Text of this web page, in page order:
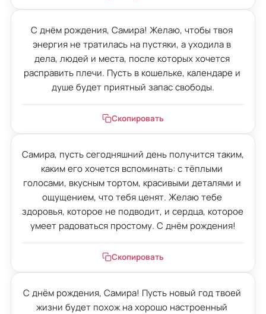
С днём рождения, Самира! Желаю, чтобы твоя
энергия не тратилась на пустяки, а уходила в
дела, людей и места, после которых хочется
расправить плечи. Пусть в кошельке, календаре и
душе будет приятный запас свободы.
Скопировать
Самира, пусть сегодняшний день получится таким,
каким его хочется вспоминать: с тёплыми
голосами, вкусным тортом, красивыми деталями и
ощущением, что тебя ценят. Желаю тебе
здоровья, которое не подводит, и сердца, которое
умеет радоваться простому. С днём рождения!
Скопировать
С днём рождения, Самира! Пусть новый год твоей
жизни будет похож на хорошо настроенный